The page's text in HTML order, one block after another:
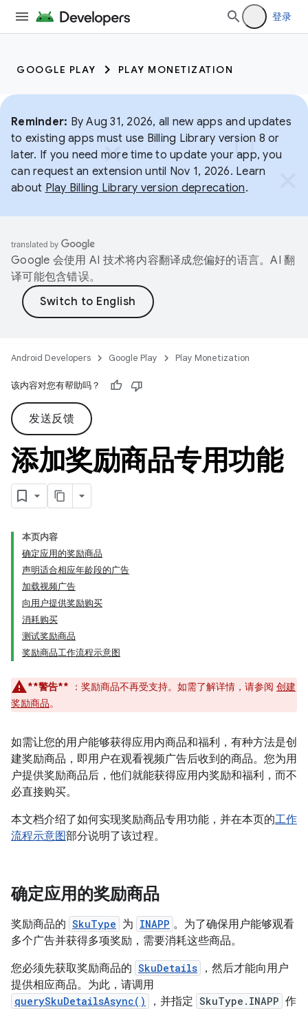
登录
GOOGLE PLAY PLAY MONETIZATION
Reminder: By Aug 31, 2026, all new apps and updates
to existing apps must use Billing Library version 8 or
later. If you need more time to update your app, you
can request an extension until Nov 1, 2026. Learn
about Play Billing Library version deprecation.
Google 会使用 AI 技术将内容翻译成您偏好的语言。AI 翻
译可能包含错误。
Android Developers Google Play Play Monetization
该内容对您有帮助吗？
发送反馈
添加奖励商品专用功能
本页内容
确定应用的奖励商品
声明适合相应年龄段的广告
加载视频广告
向用户提供奖励购买
消耗购买
测试奖励商品
奖励商品工作流程示意图
**警告** ：奖励商品不再受支持。如需了解详情，请参阅 创建
奖励商品。
如需让您的用户能够获得应用内商品和福利，有种方法是创
建奖励商品，即用户在观看视频广告后收到的商品。 您为用
户提供奖励商品后，他们就能获得应用内奖励和福利，而不
必直接购买。
本文档介绍了如何实现奖励商品专用功能，并在本页的工作
流程示意图部分说明了该过程。
确定应用的奖励商品
奖励商品的 SkuType 为 INAPP 。为了确保用户能够观看
多个广告并获得多项奖励，需要消耗这些商品。
您必须先获取奖励商品的 SkuDetails
，然后才能向用户
提供相应商品。为此，请调用
querySkuDetailsAsync() ，并指定 SkuType.INAPP 作